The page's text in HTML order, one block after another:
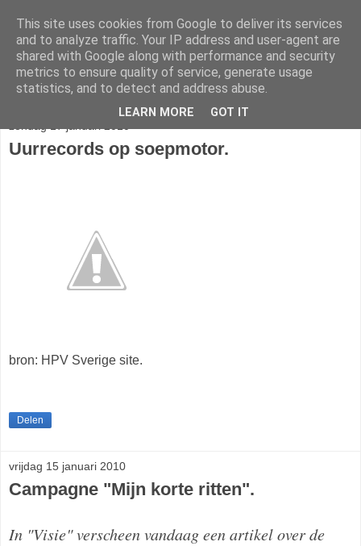
fietser.blog
web: info@fietser.be | shop: +32 468 10 10 13
Uurrecords op soepmotor.
bron: HPV Sverige site.
Delen
vrijdag 15 januari 2010
Campagne "Mijn korte ritten".
In "Visie" verscheen vandaag een artikel over de
This site uses cookies from Google to deliver its services
and to analyze traffic. Your IP address and user-agent are
shared with Google along with performance and security
metrics to ensure quality of service, generate usage
statistics, and to detect and address abuse.
LEARN MORE GOT IT